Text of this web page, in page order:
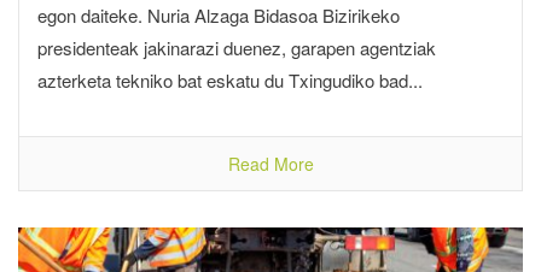
egon daiteke. Nuria Alzaga Bidasoa Bizirikeko
presidenteak jakinarazi duenez, garapen agentziak
azterketa tekniko bat eskatu du Txingudiko bad...
Read More